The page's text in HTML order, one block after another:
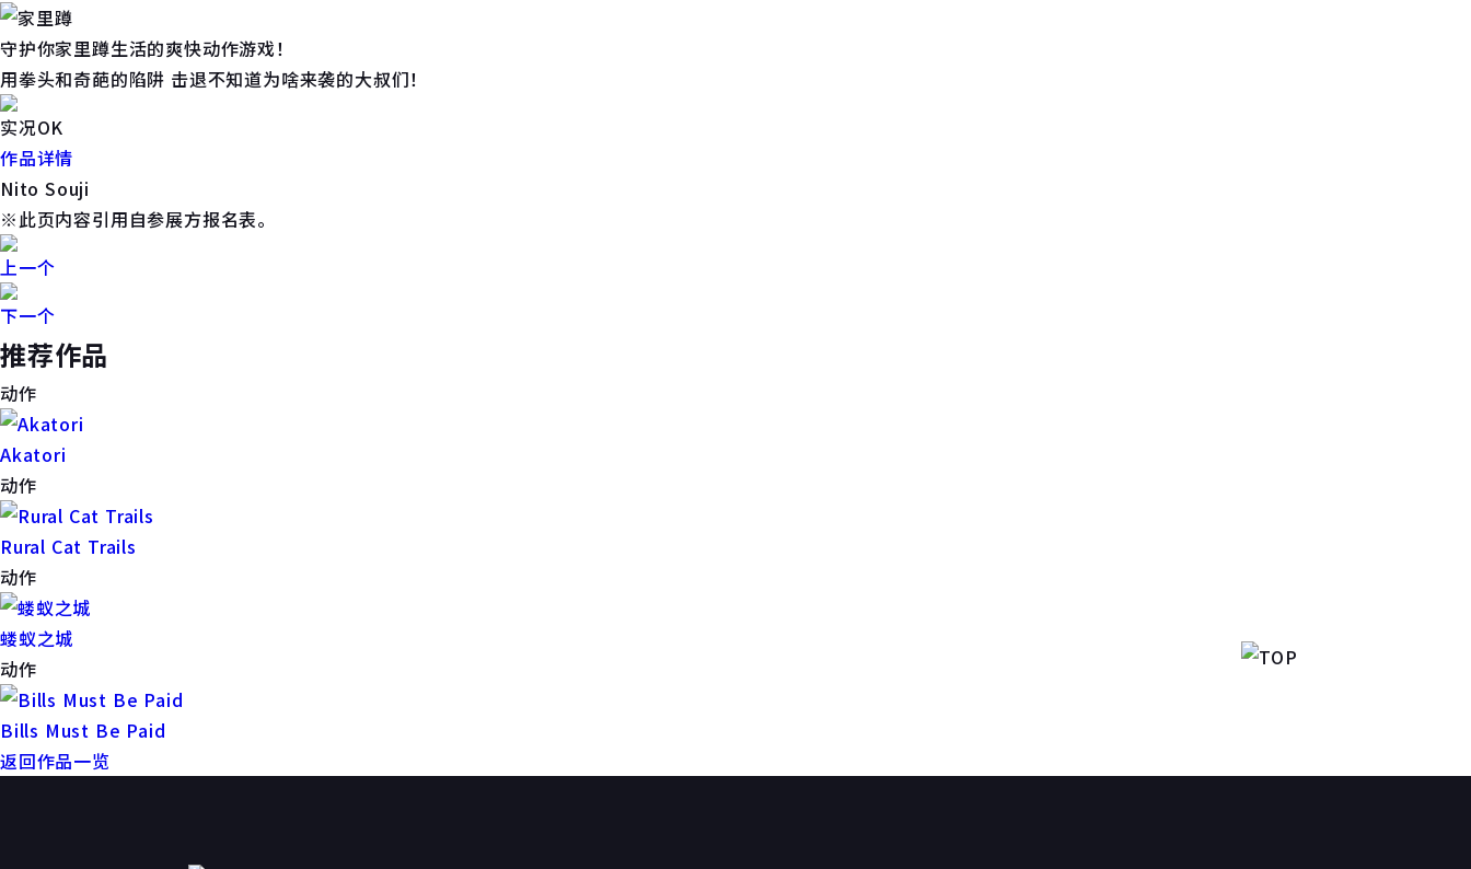
守护你家里蹲生活的爽快动作游戏！
用拳头和奇葩的陷阱 击退不知道为啥来袭的大叔们！
实况OK
作品详情
Nito Souji
※此页内容引用自参展方报名表。
上一个
下一个
推荐作品
动作
Akatori
动作
Rural Cat Trails
动作
蝼蚁之城
动作
Bills Must Be Paid
返回作品一览